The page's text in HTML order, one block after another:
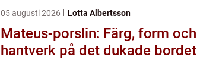
05 augusti 2026 Lotta Albertsson
Mateus-porslin: Färg, form och
hantverk på det dukade bordet